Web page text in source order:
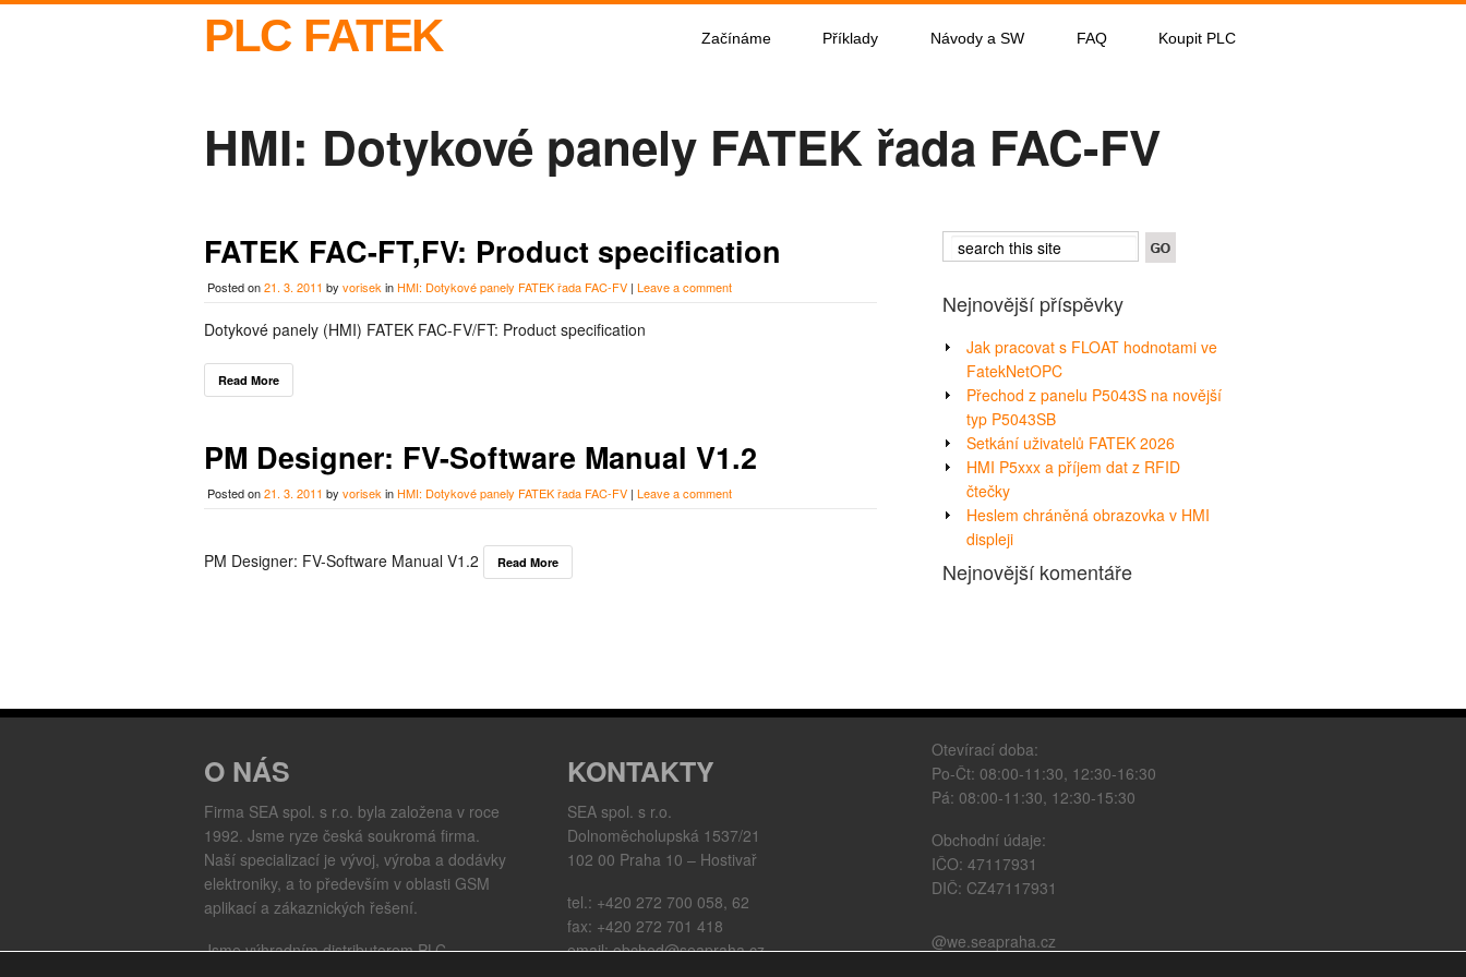
PLC FATEK Začínáme Příklady Návody a SW FAQ Koupit PLC
HMI: Dotykové panely FATEK řada FAC-FV
FATEK FAC-FT,FV: Product specification
Posted on21. 3. 2011 by vorisek in HMI: Dotykové panely FATEK řada FAC-FV | Leave a comment
Dotykové panely (HMI) FATEK FAC-FV/FT: Product specification
Read More
PM Designer: FV-Software Manual V1.2
Posted on21. 3. 2011 by vorisek in HMI: Dotykové panely FATEK řada FAC-FV | Leave a comment
PM Designer: FV-Software Manual V1.2 Read More
Nejnovější příspěvky
Jak pracovat s FLOAT hodnotami ve
FatekNetOPC
Přechod z panelu P5043S na novější
typ P5043SB
Setkání uživatelů FATEK 2026
HMI P5xxx a příjem dat z RFID
čtečky
Heslem chráněná obrazovka v HMI
displeji
Nejnovější komentáře
O NÁS
Firma SEA spol. s r.o. byla založena v roce
1992. Jsme ryze česká soukromá firma.
Naší specializací je vývoj, výroba a dodávky
elektroniky, a to především v oblasti GSM
aplikací a zákaznických řešení.
Jsme výhradním distributorem PLC
KONTAKTY
SEA spol. s r.o.
Dolnoměcholupská 1537/21
102 00 Praha 10 – Hostivař
tel.: +420 272 700 058, 62
fax: +420 272 701 418
email: obchod@seapraha.cz
Otevírací doba:
Po-Čt: 08:00-11:30, 12:30-16:30
Pá: 08:00-11:30, 12:30-15:30
Obchodní údaje:
IČO: 47117931
DIČ: CZ47117931
@we.seapraha.cz